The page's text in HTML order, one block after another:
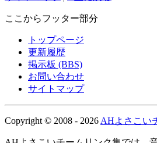
ここからフッター部分
トップページ
更新履歴
掲示板 (BBS)
お問い合わせ
サイトマップ
Copyright © 2008 - 2026 AHよさこい